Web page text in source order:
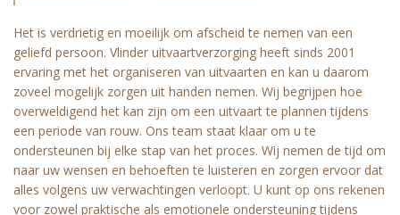
Het is verdrietig en moeilijk om afscheid te nemen van een
geliefd persoon. Vlinder uitvaartverzorging heeft sinds 2001
ervaring met het organiseren van uitvaarten en kan u daarom
zoveel mogelijk zorgen uit handen nemen. Wij begrijpen hoe
overweldigend het kan zijn om een uitvaart te plannen tijdens
een periode van rouw. Ons team staat klaar om u te
ondersteunen bij elke stap van het proces. Wij nemen de tijd om
naar uw wensen en behoeften te luisteren en zorgen ervoor dat
alles volgens uw verwachtingen verloopt. U kunt op ons rekenen
voor zowel praktische als emotionele ondersteuning tijdens